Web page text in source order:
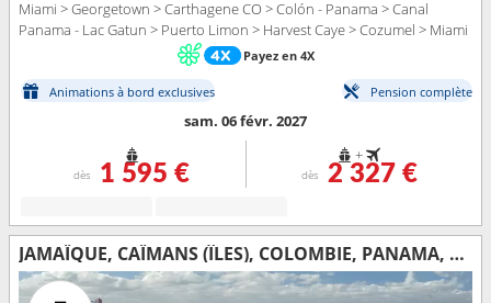
Miami > Georgetown > Carthagene CO > Colón - Panama > Canal
Panama - Lac Gatun > Puerto Limon > Harvest Caye > Cozumel > Miami
Payez en 4X
Animations à bord exclusives Pension complète
sam. 06 févr. 2027
dès 1 595 €
+
dès 2 327 €
JAMAÏQUE, CAÏMANS (ÎLES), COLOMBIE, PANAMA, COSTA RICA, BELIZE, MEXIQUE, ÉTATS-UNIS